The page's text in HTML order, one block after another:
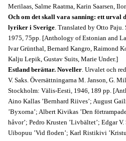
Merilaas, Salme Raatma, Karin Saarsen,
Och om det skall vara sanning: ett urval
lyriker i Sverige. Translated by Otto
1975, 75pp. [Anthology of Estonian and
Ivar Grünthal, Bernard Kangro, Raimond
Kalju Lepik, Gustav Suits, Marie Under.]
Estland berättar. Noveller. Urvalet och
V. Saks. Översättningarna M. Janson, G.
Stockholm: Välis-Eesti, 1946, 189 pp.
Aino Kallas ’Bernhard Riives’; August
’Byxorna’; Albert Kivikas ’Den
håvor’; Pedro Krusten ’Livbältet’; Edgar
Uibopuu ’Vid floden’; Karl Ristikivi